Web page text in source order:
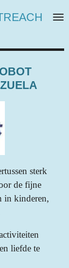
sterk
de fijne
in kinderen,
liefde te